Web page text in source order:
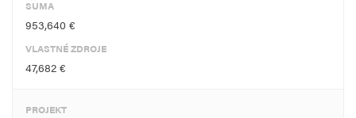
SUMA
953,640 €
VLASTNÉ ZDROJE
47,682 €
PROJEKT